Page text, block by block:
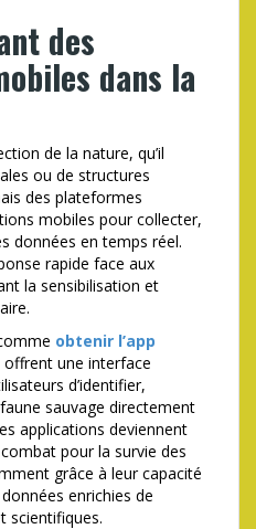
des
dans la
de la nature, qu’il
ou de structures
des plateformes
mobiles pour collecter,
données en temps réel.
rapide face aux
la sensibilisation et
obtenir l’app
offrent une interface
d’identifier,
sauvage directement
applications deviennent
pour la survie des
grâce à leur capacité
enrichies de
scientifiques.